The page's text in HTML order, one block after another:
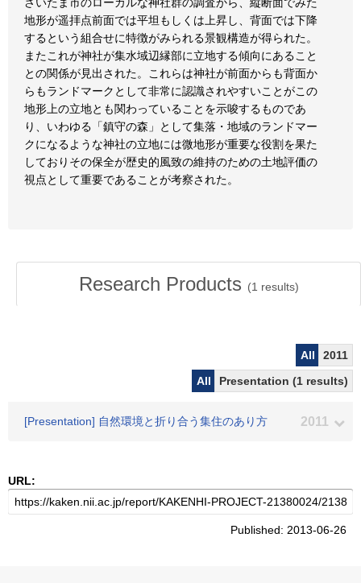
地形が遥拝点前面では平坦もしくは上昇し、背面では下降
するという組合せに特徴がみられる景観構造が得られた。
またこれが神社が集水域辺縁部に立地する傾向にあること
との関係が見出された。これらは神社が前面からも背面か
らもランドマークとして非常に認識されやすいことがこの
地形上の立地とも関わっていることを示唆するものであ
り、いわゆる「鎮守の森」として集落・地域のランドマー
クになるような神社の立地には微地形が重要な役割を果た
しておりその保全が歴史的風致の維持のための土地評価の
視点として重要であることが考察された。
Research Products (1 results)
All
2011
All
Presentation (1 results)
[Presentation] 自然環境と折り合う集住のあり方 2011
URL:
Published: 2013-06-26